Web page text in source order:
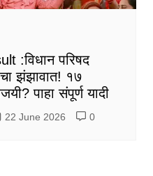
:विधान परिषद
झंझावात! १७
पाहा संपूर्ण यादी
22 June 2026 0